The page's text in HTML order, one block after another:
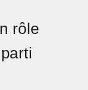
rôle